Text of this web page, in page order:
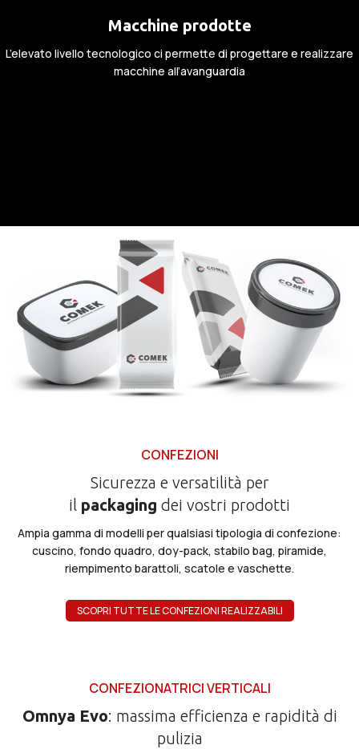
Macchine prodotte
L’elevato livello tecnologico ci permette di progettare e realizzare
macchine all’avanguardia
CONFEZIONI
Sicurezza e versatilità per
il packaging dei vostri prodotti
Ampia gamma di modelli per qualsiasi tipologia di confezione:
cuscino, fondo quadro, doy-pack, stabilo bag, piramide,
riempimento barattoli, scatole e vaschette.
SCOPRI TUTTE LE CONFEZIONI REALIZZABILI
CONFEZIONATRICI VERTICALI
Omnya Evo: massima efficienza e rapidità di
pulizia